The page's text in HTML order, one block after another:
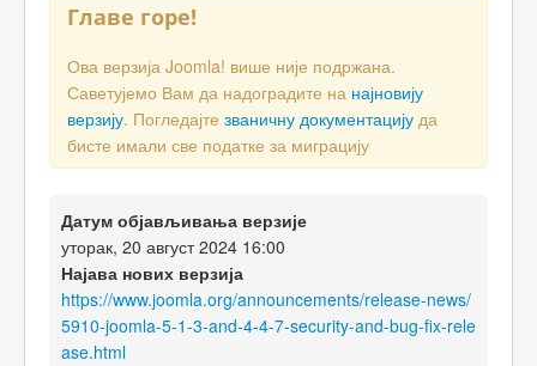
Главе горе!
Ова верзија Joomla! више није подржана.
Саветујемо Вам да надоградите на најновију
верзију. Погледајте званичну документацију да
бисте имали све податке за миграцију
Датум објављивања верзије
уторак, 20 август 2024 16:00
Најава нових верзија
https://www.joomla.org/announcements/release-news/
5910-joomla-5-1-3-and-4-4-7-security-and-bug-fix-rele
ase.html